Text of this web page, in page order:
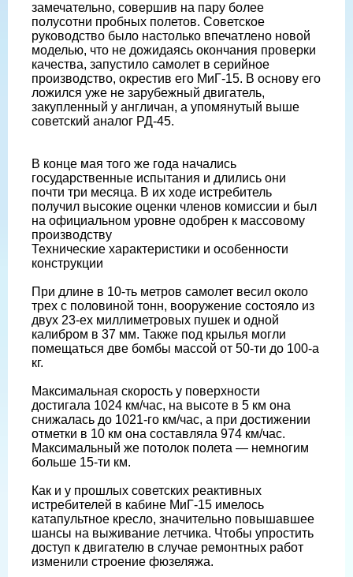
замечательно, совершив на пару более
полусотни пробных полетов. Советское
руководство было настолько впечатлено новой
моделью, что не дожидаясь окончания проверки
качества, запустило самолет в серийное
производство, окрестив его МиГ-15. В основу его
ложился уже не зарубежный двигатель,
закупленный у англичан, а упомянутый выше
советский аналог РД-45.
В конце мая того же года начались
государственные испытания и длились они
почти три месяца. В их ходе истребитель
получил высокие оценки членов комиссии и был
на официальном уровне одобрен к массовому
производству
Технические характеристики и особенности
конструкции
При длине в 10-ть метров самолет весил около
трех с половиной тонн, вооружение состояло из
двух 23-ех миллиметровых пушек и одной
калибром в 37 мм. Также под крылья могли
помещаться две бомбы массой от 50-ти до 100-а
кг.
Максимальная скорость у поверхности
достигала 1024 км/час, на высоте в 5 км она
снижалась до 1021-го км/час, а при достижении
отметки в 10 км она составляла 974 км/час.
Максимальный же потолок полета — немногим
больше 15-ти км.
Как и у прошлых советских реактивных
истребителей в кабине МиГ-15 имелось
катапультное кресло, значительно повышавшее
шансы на выживание летчика. Чтобы упростить
доступ к двигателю в случае ремонтных работ
изменили строение фюзеляжа.